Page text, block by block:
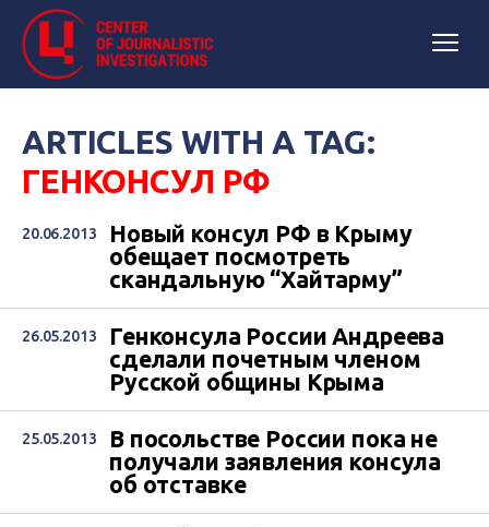
ARTICLES WITH A TAG:
ГЕНКОНСУЛ РФ
20.06.2013
Новый консул РФ в Крыму
обещает посмотреть
скандальную “Хайтарму”
26.05.2013
Генконсула России Андреева
сделали почетным членом
Русской общины Крыма
25.05.2013
В посольстве России пока не
получали заявления консула
об отставке